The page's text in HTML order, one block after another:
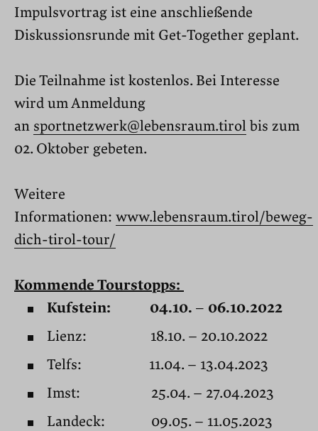
Impulsvortrag ist eine anschließende
Diskussionsrunde mit Get-Together geplant.
Die Teilnahme ist kostenlos. Bei Interesse
wird um Anmeldung
an sportnetzwerk@lebensraum.tirol bis zum
02. Oktober gebeten.
Weitere
Informationen: www.lebensraum.tirol/beweg-
dich-tirol-tour/
Kommende Tourstopps:
Kufstein: 04.10. – 06.10.2022
Lienz: 18.10. – 20.10.2022
Telfs: 11.04. – 13.04.2023
Imst: 25.04. – 27.04.2023
Landeck: 09.05. – 11.05.2023